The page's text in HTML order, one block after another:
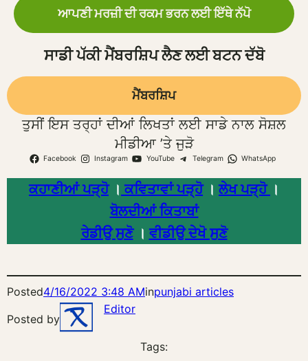
ਆਪਣੀ ਮਰਜ਼ੀ ਦੀ ਰਕਮ ਭਰਨ ਲਈ ਇੱਥੇ ਨੱਪੋ
ਸਾਡੀ ਪੱਕੀ ਮੈਂਬਰਸ਼ਿਪ ਲੈਣ ਲਈ ਬਟਨ ਦੱਬੋ
ਮੈਂਬਰਸ਼ਿਪ
ਤੁਸੀਂ ਇਸ ਤਰ੍ਹਾਂ ਦੀਆਂ ਲਿਖਤਾਂ ਲਈ ਸਾਡੇ ਨਾਲ ਸੋਸ਼ਲ
ਮੀਡੀਆ ’ਤੇ ਜੁੜੋ
Facebook Instagram YouTube Telegram WhatsApp
ਕਹਾਣੀਆਂ ਪੜ੍ਹੋ। ਕਵਿਤਾਵਾਂ ਪੜ੍ਹੋ।ਲੇਖ ਪੜ੍ਹੋ ।
ਬੋਲਦੀਆਂ ਕਿਤਾਬਾਂ
ਰੇਡੀਉ ਸੁਣੋ। ਵੀਡੀਉ ਦੇਖੋ ਸੁਣੋ
Posted4/16/2022 3:48 AMinpunjabi articles
Posted by
Editor
Tags: